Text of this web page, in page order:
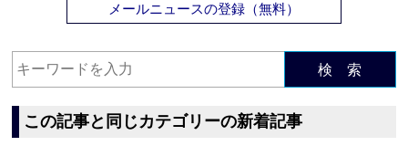
メールニュースの登録（無料）
検 索
この記事と同じカテゴリーの新着記事